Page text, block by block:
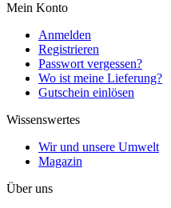
Mein Konto
Anmelden
Registrieren
Passwort vergessen?
Wo ist meine Lieferung?
Gutschein einlösen
Wissenswertes
Wir und unsere Umwelt
Magazin
Über uns